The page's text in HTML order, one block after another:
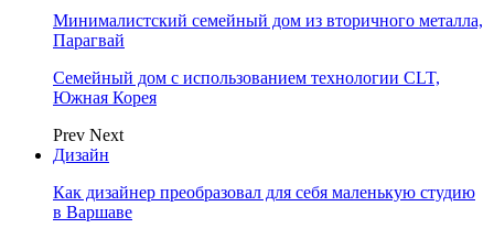
Минималистский семейный дом из вторичного металла,
Парагвай
Семейный дом с использованием технологии CLT,
Южная Корея
Prev Next
Дизайн
Как дизайнер преобразовал для себя маленькую студию
в Варшаве